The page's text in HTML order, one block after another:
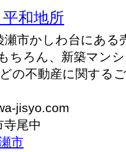
和地所
瀬市かしわ台にある
ちろん、新築マン
の不動産に関する
jisyo.com
寺尾中
市